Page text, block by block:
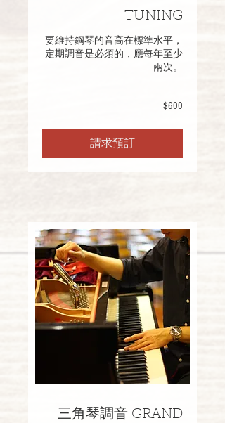
TUNING
要維持鋼琴的音高在標準水平，
定期調音是必須的，應每年至少
兩次。
$600
請求預訂
三角琴調音 GRAND